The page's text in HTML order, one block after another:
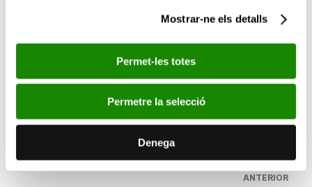
Mostrar-ne els detalls
Permet-les totes
Permetre la selecció
Denega
la Comissió
, i actuant-hi com
a secretari Vicente Górriz Marqués, vicepresident de
l’esmentada Comissió Delegada.
ANTERIOR
SEGÜENT
50 empreses valencianes participen en la
jornada “Empleo y Discapacidad en el Marco de
la Responsabilidad Social Corporativa”